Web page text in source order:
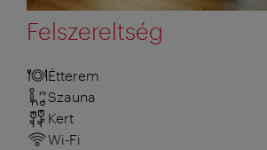
Felszereltség
Étterem
Szauna
Kert
Wi-Fi